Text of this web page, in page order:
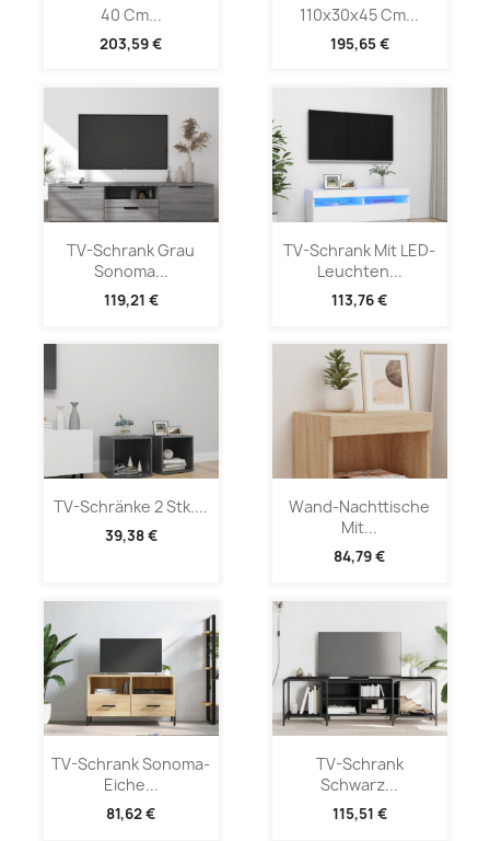
40 Cm...
203,59 €
110x30x45 Cm...
195,65 €
TV-Schrank Grau
Sonoma...
119,21 €
TV-Schrank Mit LED-
Leuchten...
113,76 €
TV-Schränke 2 Stk....
39,38 €
Wand-Nachttische
Mit...
84,79 €
TV-Schrank Sonoma-
Eiche...
81,62 €
TV-Schrank
Schwarz...
115,51 €